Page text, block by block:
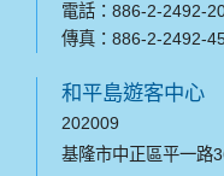
電話：886-2-2492-
傳真：886-2-2492-
和平島遊客中心
202009
基隆市中正區平一路